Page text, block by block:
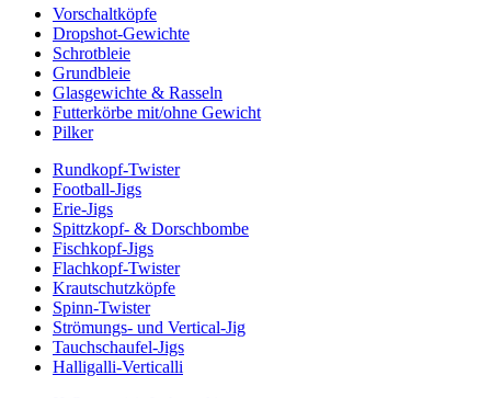
Vorschaltköpfe
Dropshot-Gewichte
Schrotbleie
Grundbleie
Glasgewichte & Rasseln
Futterkörbe mit/ohne Gewicht
Pilker
Rundkopf-Twister
Football-Jigs
Erie-Jigs
Spittzkopf- & Dorschbombe
Fischkopf-Jigs
Flachkopf-Twister
Krautschutzköpfe
Spinn-Twister
Strömungs- und Vertical-Jig
Tauchschaufel-Jigs
Halligalli-Verticalli